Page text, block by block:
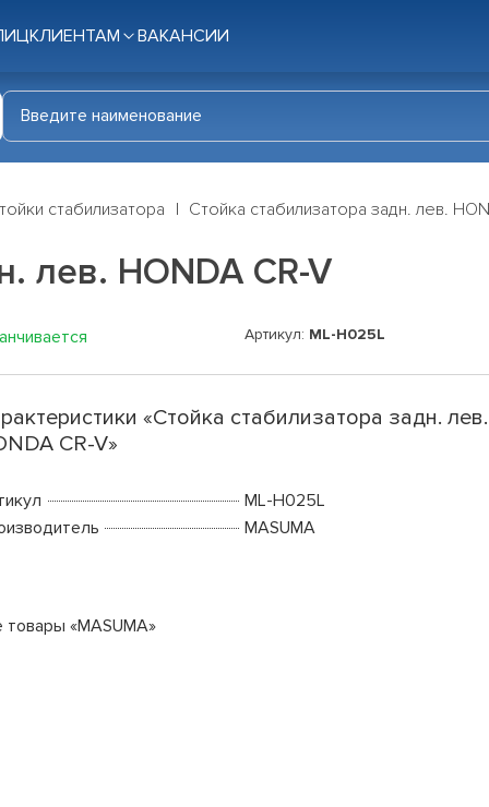
КЛИЕНТАМ ВАКАНСИИ
стабилизатора Стойка стабилизатора задн. лев.
лев. HONDA CR-V
Артикул: ML-H025L
«Стойка стабилизатора задн. лев.
CR-V»
ML-H025L
MASUMA
товары «MASUMA»